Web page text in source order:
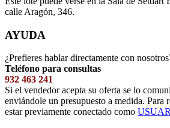
calle Aragón, 346.
AYUDA
¿Prefieres hablar directamente con
Teléfono para consultas
932 463 241
Si el vendedor acepta su oferta se lo
enviándole un presupuesto a medida. Para
estar previamente conectado como